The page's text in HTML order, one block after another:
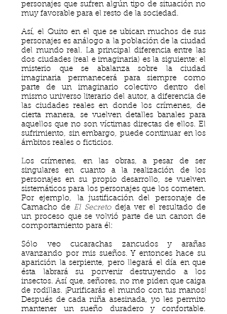
personajes que sufren algún tipo de situación no
muy favorable para el resto de la sociedad.
Así, el Quito en el que se ubican muchos de sus
personajes es análogo a la población de la ciudad
del mundo real. La principal diferencia entre las
dos ciudades (real e imaginaria) es la siguiente: el
misterio que se abalanza sobre la ciudad
imaginaria permanecerá para siempre como
parte de un imaginario colectivo dentro del
mismo universo literario del autor, a diferencia de
las ciudades reales en donde los crímenes, de
cierta manera, se vuelven detalles banales para
aquellos que no son víctimas directas de ellos. El
sufrimiento, sin embargo, puede continuar en los
ámbitos reales o ficticios.
Los crímenes, en las obras, a pesar de ser
singulares en cuanto a la realización de los
personajes en su propio desarrollo, se vuelven
sistemáticos para los personajes que los cometen.
Por ejemplo, la justificación del personaje de
Camacho de El Secreto deja ver el resultado de
un proceso que se volvió parte de un canon de
comportamiento para él:
Sólo veo cucarachas zancudos y arañas
avanzando por mis sueños. Y entonces hace su
aparición la serpiente, pero llegará el día en que
ésta labrará su porvenir destruyendo a los
insectos. Así que, señores, no me piden que caiga
de rodillas. ¡Purificarás el mundo con tus manos!
Después de cada niña asesinada, yo les permito
mantener un sueño duradero y confortable.